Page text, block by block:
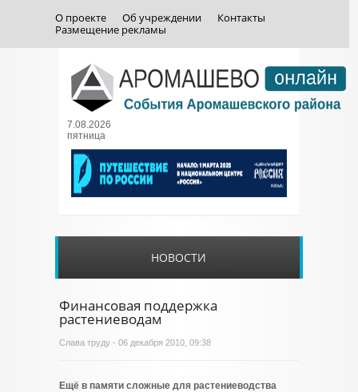
О проекте Об учреждении
Контакты
Размещение рекламы
7.08.2026
пятница
НОВОСТИ
Финансовая поддержка
растениеводам
Слава труду - 06 декабря 2010, 09:38
Ещё в памяти сложные для растениеводства